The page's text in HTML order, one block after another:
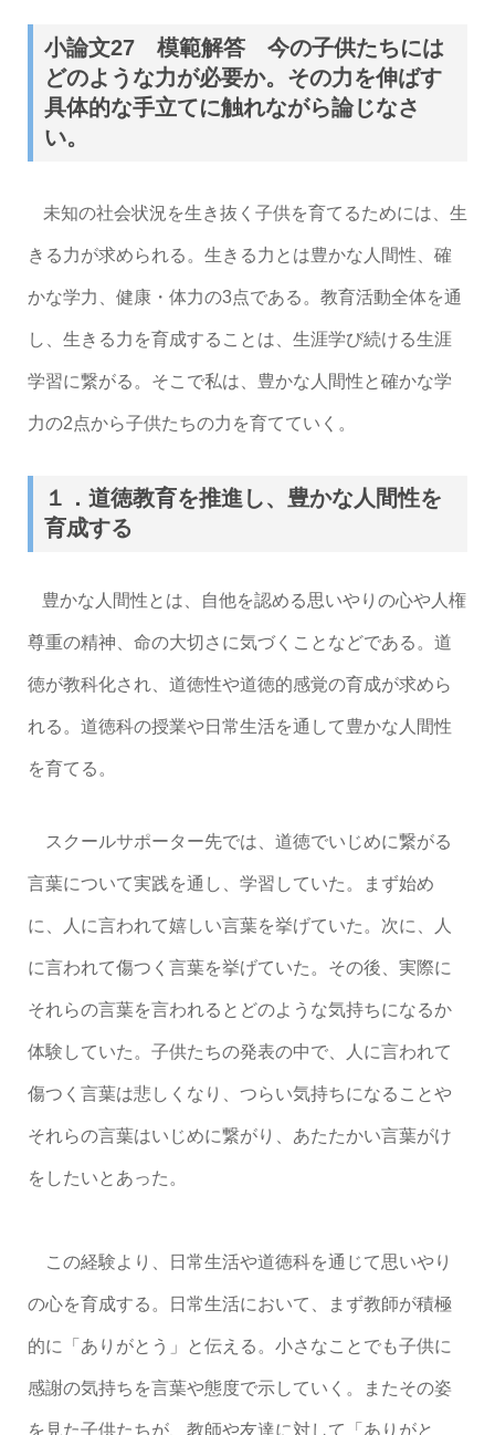
小論文27 模範解答 今の子供たちには
どのような力が必要か。その力を伸ばす
具体的な手立てに触れながら論じなさ
い。
未知の社会状況を生き抜く子供を育てるためには、生
きる力が求められる。生きる力とは豊かな人間性、確
かな学力、健康・体力の3点である。教育活動全体を通
し、生きる力を育成することは、生涯学び続ける生涯
学習に繋がる。そこで私は、豊かな人間性と確かな学
力の2点から子供たちの力を育てていく。
１．道徳教育を推進し、豊かな人間性を
育成する
豊かな人間性とは、自他を認める思いやりの心や人権
尊重の精神、命の大切さに気づくことなどである。道
徳が教科化され、道徳性や道徳的感覚の育成が求めら
れる。道徳科の授業や日常生活を通して豊かな人間性
を育てる。
スクールサポーター先では、道徳でいじめに繋がる
言葉について実践を通し、学習していた。まず始め
に、人に言われて嬉しい言葉を挙げていた。次に、人
に言われて傷つく言葉を挙げていた。その後、実際に
それらの言葉を言われるとどのような気持ちになるか
体験していた。子供たちの発表の中で、人に言われて
傷つく言葉は悲しくなり、つらい気持ちになることや
それらの言葉はいじめに繋がり、あたたかい言葉がけ
をしたいとあった。
この経験より、日常生活や道徳科を通じて思いやり
の心を育成する。日常生活において、まず教師が積極
的に「ありがとう」と伝える。小さなことでも子供に
感謝の気持ちを言葉や態度で示していく。またその姿
を見た子供たちが、教師や友達に対して「ありがと